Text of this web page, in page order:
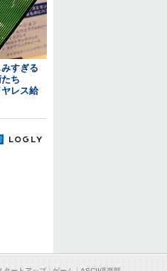
すぎる
たち
ヤレス給
向け太